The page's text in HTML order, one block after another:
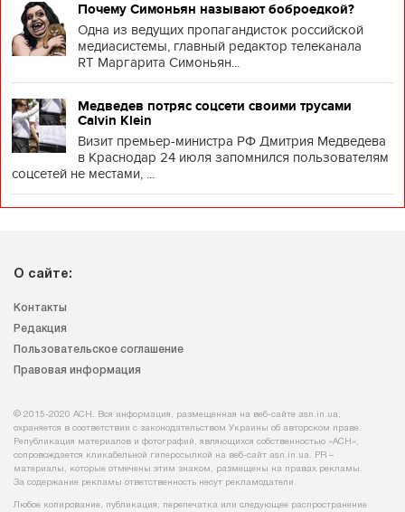
Почему Симоньян называют боброедкой?
Одна из ведущих пропагандисток российской
медиасистемы, главный редактор телеканала
RT Маргарита Симоньян...
Медведев потряс соцсети своими трусами
Calvin Klein
Визит премьер-министра РФ Дмитрия Медведева
в Краснодар 24 июля запомнился пользователям
соцсетей не местами, ...
О сайте:
Контакты
Редакция
Пользовательское соглашение
Правовая информация
© 2015-2020 АСН. Вся информация, размещенная на веб-сайте asn.in.ua,
охраняется в соответствии с законодательством Украины об авторском праве.
Републикация материалов и фотографий, являющихся собственностью «АСН»,
сопровождается кликабельной гиперссылкой на веб-сайт asn.іn.ua. PR –
материалы, которые отмечены этим знаком, размещены на правах рекламы.
За содержание рекламы ответственность несут рекламодатели.
Любое копирование, публикация, перепечатка или следующее распространение